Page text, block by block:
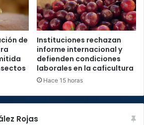
de
Instituciones rechazan
informe internacional y
defienden condiciones
laborales en la caficultura
Hace 15 horas
Rojas